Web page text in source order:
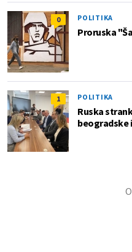
0 POLITIKA
Proruska
1 POLITIKA
Ruska
beogradske